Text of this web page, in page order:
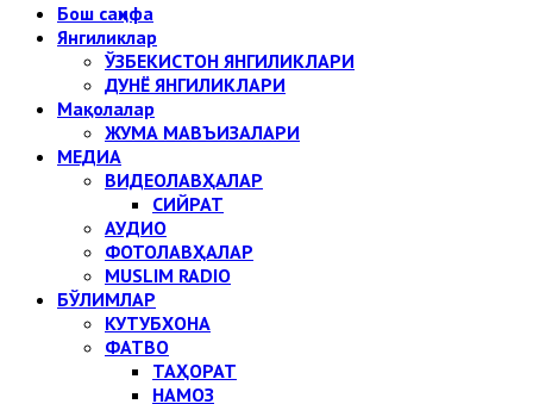
Бош саҳифа
Янгиликлар
ЎЗБЕКИСТОН ЯНГИЛИКЛАРИ
ДУНЁ ЯНГИЛИКЛАРИ
Мақолалар
ЖУМА МАВЪИЗАЛАРИ
МЕДИА
ВИДЕОЛАВҲАЛАР
СИЙРАТ
АУДИО
ФОТОЛАВҲАЛАР
MUSLIM RADIO
БЎЛИМЛАР
КУТУБХОНА
ФАТВО
ТАҲОРАТ
НАМОЗ